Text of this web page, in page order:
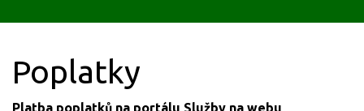
Poplatky
Platba poplatků na portálu Služby na webu